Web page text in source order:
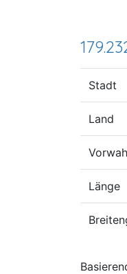
Stadt
Land
Länge